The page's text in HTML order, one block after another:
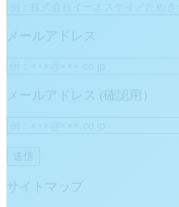
メールアドレス
メールアドレス (確認用）
サイトマップ